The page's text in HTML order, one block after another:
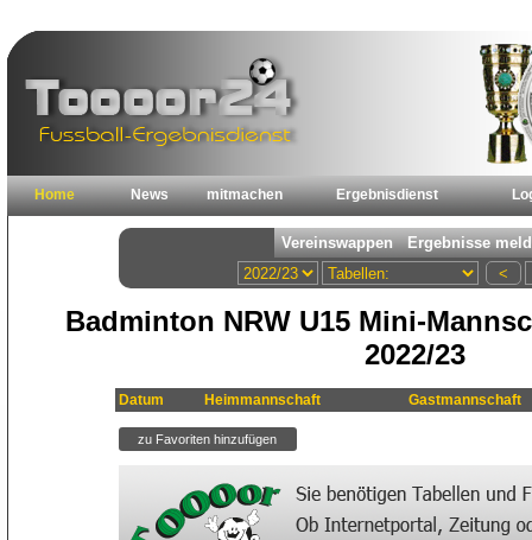
Home News mitmachen Ergebnisdienst
Badminton NRW U15 Mini-
2022/23
Datum Heimmannschaft Gastmannschaft